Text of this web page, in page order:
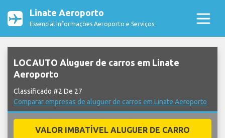
Linate Aeroporto
Essencial Informações Aeroporto e Serviços
LOCAUTO Aluguer de carros em Linate
Aeroporto
Classificado #2 De 27
Comparar empresas de aluguer de carros em Linate Aeroporto
VALOR IMBATÍVEL ALUGUER DE CARRO